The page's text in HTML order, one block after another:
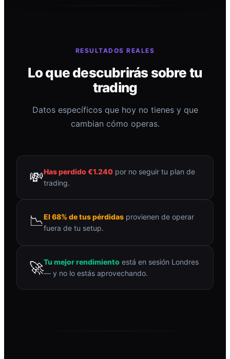
RESULTADOS REALES
Lo que descubrirás sobre tu
trading
Datos específicos que hoy no tienes y que
cambian cómo operas.
💸Has perdido €1.240 por no seguir tu plan de
trading.
📉El 68% de tus pérdidas provienen de operar
fuera de tu setup.
🚀Tu mejor rendimiento está en sesión Londres
— y no lo estás aprovechando.